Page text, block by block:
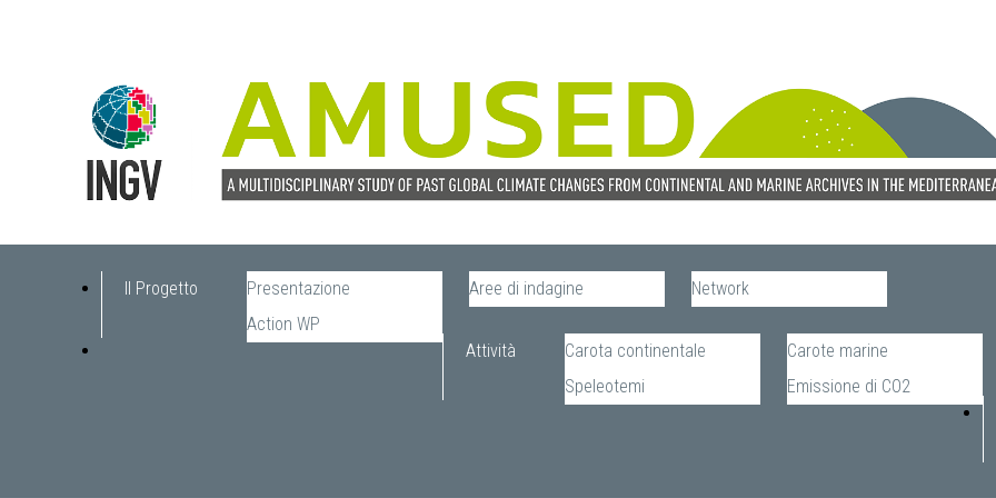
Il Progetto Presentazione Aree di indagine
Network
Action WP
Attività
Carota continentale
Carote marine
Speleotemi
Emissione di CO2